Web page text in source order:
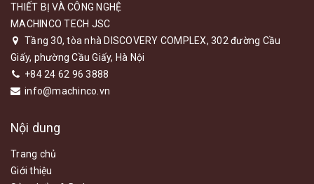
THIẾT BỊ VÀ CÔNG NGHỆ
MACHINCO TECH JSC
Tầng 30, tòa nhà DISCOVERY COMPLEX, 302 đường Cầu
Giấy, phường Cầu Giấy, Hà Nội
+84 24 62 96 3888
info@machinco.vn
Nội dung
Trang chủ
Giới thiệu